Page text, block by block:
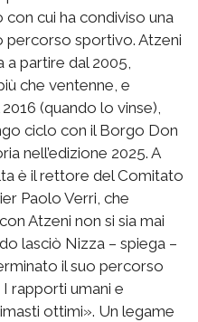
cui ha condiviso una
sportivo. Atzeni
partire dal 2005,
che ventenne, e
(quando lo vinse),
ciclo con il Borgo Don
nell’edizione 2025. A
è il rettore del Comitato
Paolo Verri, che
Atzeni non si sia mai
lasciò Nizza – spiega –
il suo percorso
rapporti umani e
ottimi». Un legame